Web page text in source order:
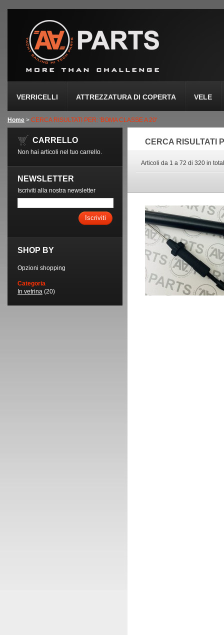
VERRICELLI ATTREZZATURA DI COPERTA VELE
Home > CERCA RISULTATI PER: 'BOMA CLASSE A 20'
CERCA RISULTATI
Articoli da 1 a 72 di 320 in
CARRELLO
Non hai articoli nel tuo carrello.
NEWSLETTER
Iscriviti alla nostra newsletter
Iscriviti
SHOP BY
Opzioni shopping
Categoria
In vetrina (20)